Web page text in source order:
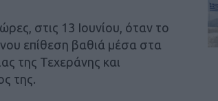
στις 13 Ιουνίου, όταν το
επίθεση βαθιά μέσα στα
της Τεχεράνης και
της.